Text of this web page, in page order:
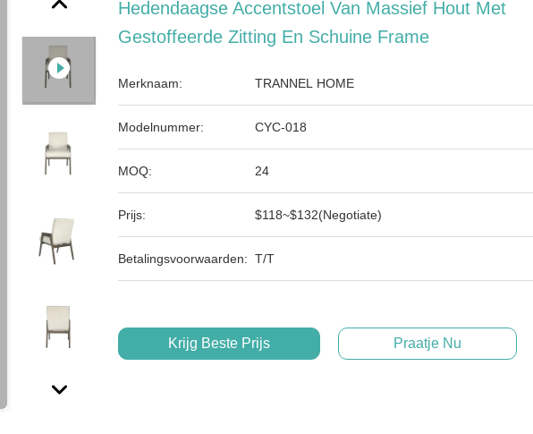
Hedendaagse Accentstoel Van Massief Hout Met
Gestoffeerde Zitting En Schuine Frame
Merknaam: TRANNEL HOME
Modelnummer: CYC-018
MOQ: 24
Prijs: $118~$132(Negotiate)
Betalingsvoorwaarden: T/T
Krijg Beste Prijs Praatje Nu